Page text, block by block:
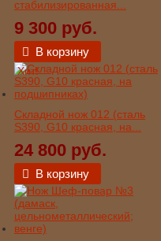
стабилизированная...
9 300 руб.
В корзину
Хит!
Складной нож 012 (сталь
S390, G10 красная, на...
24 800 руб.
В корзину